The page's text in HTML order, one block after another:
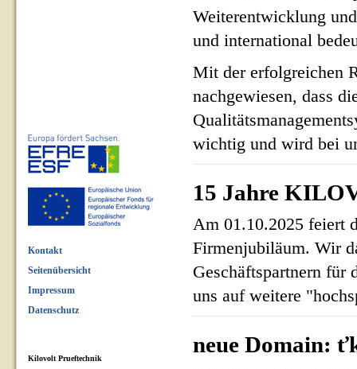
Weiterentwicklung
und international
Mit der erfolgreichen
nachgewiesen, dass
wichtig und wird bei
15 Jahre
Am 01.10.2025 feiert
Firmenjubiläum. Wir
Geschäftspartnern für
uns auf weitere
neue Domain:
Kontakt
Seitenübersicht
Impressum
Datenschutz
Kilovolt Prueftechnik